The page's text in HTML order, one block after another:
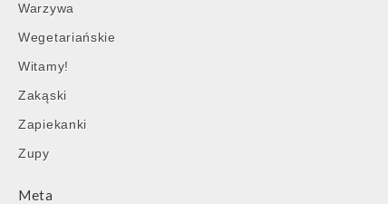
Warzywa
Wegetariańskie
Witamy!
Zakąski
Zapiekanki
Zupy
Meta